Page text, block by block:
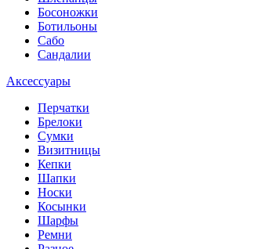
Босоножки
Ботильоны
Сабо
Сандалии
Аксессуары
Перчатки
Брелоки
Сумки
Визитницы
Кепки
Шапки
Носки
Косынки
Шарфы
Ремни